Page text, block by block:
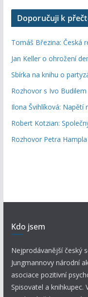
Doporučuji k
Tomáš Březina: Česká
Jan Keller o ohrožení
Sbírka na knihu o
Rozhovor s Ivo Budilem
Ilona Švihlíková: Napětí
Robert Kotzian:
Rozhovor Petra
Kdo jsem
Nejprodávanější český
Jungmannovy národní
asociace pozitivní
Spisovatel a knihkupec.